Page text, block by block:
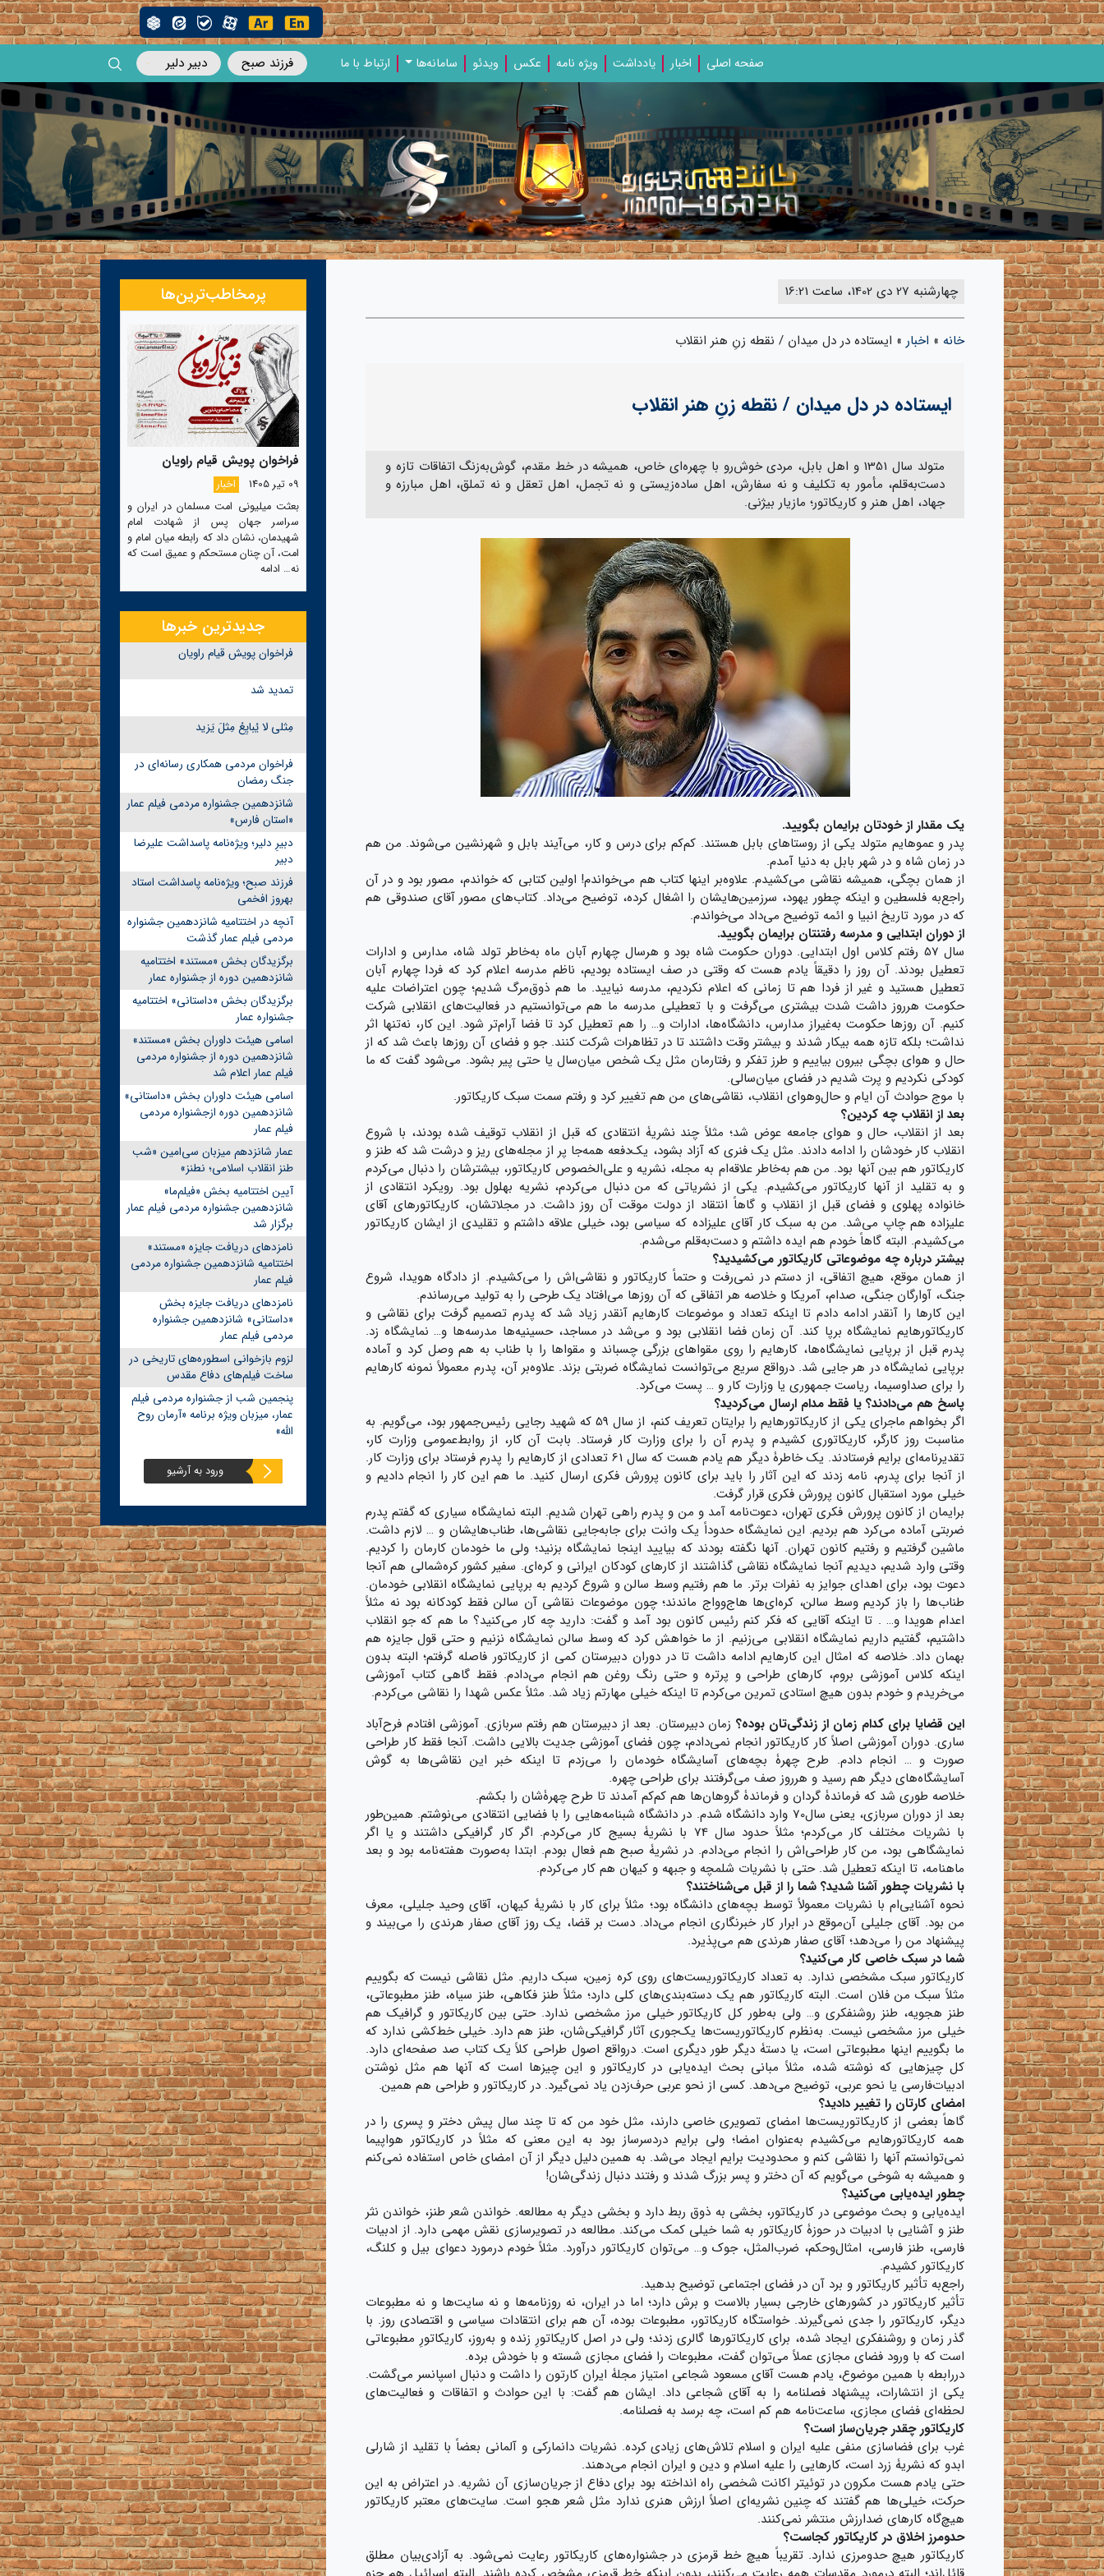
فرزند صبح دبیر دلیر صفحه اصلی اخبار یادداشت‌ ویژه‌ نامه‌ عکس ویدئو سامانه‌ها ارتباط با ما
چهارشنبه 27 دی 1402، ساعت 16:21
خانه » اخبار » ایستاده در دل میدان / نقطه زنِ هنر انقلاب
ایستاده در دل میدان / نقطه زنِ هنر انقلاب
متولد سال 1351 و اهل بابل، مردی خوش‌رو با چهره‌ای خاص، همیشه در خط مقدم، گوش‌به‌زنگ اتفاقات تازه و
دست‌به‌قلم، مأمور به تکلیف و نه سفارش، اهل ساده‌زیستی و نه تجمل، اهل تعقل و نه تملق، اهل مبارزه و
جهاد، اهل هنر و کاریکاتور؛ مازیار بیژنی.
یک مقدار از خودتان برایمان بگویید.
پدر و عمو‌هایم متولد یکی از روستاهای بابل هستند. کم‌کم برای درس و کار، می‌آیند بابل و شهرنشین می‌شوند. من هم
در زمان شاه و در شهر بابل به دنیا آمدم.
از همان بچگی، همیشه نقاشی می‌کشیدم. علاوه‌بر اینها کتاب هم می‌خواندم! اولین کتابی که خواندم، مصور بود و در آن
راجع‌به فلسطین و اینکه چطور یهود، سرزمین‌هایشان را اشغال کرده، توضیح می‌داد. کتاب‌های مصور آقای صندوقی هم
که در مورد تاریخ انبیا و ائمه توضیح می‌داد می‌خواندم.
از دوران ابتدایی و مدرسه رفتنتان برایمان بگویید.
سال 57 رفتم کلاس اول ابتدایی. دوران حکومت شاه بود و هرسال چهارم آبان ماه به‌خاطر تولد شاه، مدارس و ادارات
تعطیل بودند. آن روز را دقیقاً یادم هست که وقتی در صف ایستاده بودیم، ناظم مدرسه اعلام کرد که فردا چهارم آبان
تعطیل هستید و غیر از فردا هم تا زمانی که اعلام نکردیم، مدرسه نیایید. ما هم ذوق‌مرگ شدیم؛ چون اعتراضات علیه
حکومت هرروز داشت شدت بیشتری می‌گرفت و با تعطیلی مدرسه ما هم می‌توانستیم در فعالیت‌های انقلابی شرکت
کنیم. آن روزها حکومت به‌غیراز مدارس، دانشگاه‌ها، ادارات و… را هم تعطیل کرد تا فضا آرام‌تر شود. این کار، نه‌تنها اثر
نداشت؛ بلکه تازه همه بیکار شدند و بیشتر وقت داشتند تا در تظاهرات شرکت کنند. جو و فضای آن روزها باعث شد که از
حال و هوای بچگی بیرون بیاییم و طرز تفکر و رفتارمان مثل یک شخص میان‌سال یا حتی پیر بشود. می‌شود گفت که ما
کودکی نکردیم و پرت شدیم در فضای میان‌سالی.
با موج حوادث آن ایام و حال‌وهوای انقلاب، نقاشی‌های من هم تغییر کرد و رفتم سمت سبک کاریکاتور.
بعد از انقلاب چه کردین؟
بعد از انقلاب، حال و هوای جامعه عوض شد؛ مثلاً چند نشریۀ انتقادی که قبل از انقلاب توقیف شده بودند، با شروع
انقلاب کار خودشان را ادامه دادند. مثل یک فنری که آزاد بشود، یک‌دفعه همه‌جا پر از مجله‌ها‌ی ریز و درشت شد که طنز و
کاریکاتور هم بین آنها بود. من هم به‌خاطر علاقه‌ام به مجله، نشریه و علی‌الخصوص کاریکاتور، بیشترشان را دنبال می‌کردم
و به تقلید از آنها کاریکاتور می‌کشیدم. یکی از نشریاتی که من دنبال می‌کردم، نشریه بهلول بود. رویکرد انتقادی از
خانواده پهلوی و فضای قبل از انقلاب و گاهاً انتقاد از دولت موقت آن روز داشت. در مجلاتشان، کاریکاتور‌های آقای
علیزاده هم چاپ می‌شد. من به سبک کار آقای علیزاده که سیاسی بود، خیلی علاقه داشتم و تقلیدی از ایشان کاریکاتور
می‌کشیدم. البته گاهاً خودم هم ایده داشتم و دست‌به‌قلم می‌شدم.
بیشتر درباره چه موضوعاتی کاریکاتور می‌کشیدید؟
از همان موقع، هیچ اتفاقی، از دستم در نمی‌رفت و حتماً کاریکاتور و نقاشی‌اش را می‌کشیدم. از دادگاه هویدا، شروع
جنگ، آوارگان جنگی، صدام، آمریکا و خلاصه هر اتفاقی که آن روزها می‌افتاد یک طرحی را به تولید می‌رساندم.
این کارها را آنقدر ادامه دادم تا اینکه تعداد و موضوعات کارهایم آنقدر زیاد شد که پدرم تصمیم گرفت برای نقاشی و
کاریکاتور‌هایم نمایشگاه برپا کند. آن زمان فضا انقلابی بود و می‌شد در مساجد، حسینیه‌ها مدرسه‌ها و… نمایشگاه زد.
پدرم قبل از برپایی نمایشگاه‌ها، کارهایم را روی مقواهای بزرگی چسباند و مقواها را با طناب به هم وصل کرد و آماده
برپایی نمایشگاه در هر جایی شد. درواقع سریع می‌توانست نمایشگاه ضربتی بزند. علاوه‌بر آن، پدرم معمولاً نمونه کارهایم
را برای صداوسیما، ریاست جمهوری یا وزارت کار و … پست می‌کرد.
پاسخ هم می‌دادند؟ یا فقط مدام ارسال می‌کردید؟
اگر بخواهم ماجرای یکی از کاریکاتورهایم را برایتان تعریف کنم، از سال 59 که شهید رجایی رئیس‌جمهور بود، می‌گویم. به
مناسبت روز کارگر، کاریکاتوری کشیدم و پدرم آن را برای وزارت کار فرستاد. بابت آن کار، از روابط‌عمومی وزارت کار،
تقدیرنامه‌ای برایم فرستادند. یک خاطرۀ دیگر هم یادم هست که سال 61 تعدادی از کارهایم را پدرم فرستاد برای وزارت کار.
از آنجا برای پدرم، نامه زدند که این آثار را باید برای کانون پرورش فکری ارسال کنید. ما هم این کار را انجام دادیم و
خیلی مورد استقبال کانون پرورش فکری قرار گرفت.
برایمان از کانون پرورش فکری تهران، دعوت‌نامه آمد و من و پدرم راهی تهران شدیم. البته نمایشگاه سیاری که گفتم پدرم
ضربتی آماده می‌کرد هم بردیم. این نمایشگاه حدوداً یک وانت برای جابه‌جایی نقاشی‌ها، طناب‌هایشان و … لازم داشت.
ماشین گرفتیم و رفتیم کانون تهران. آنها نگفته بودند که بیایید اینجا نمایشگاه بزنید؛ ولی ما خودمان کارمان را کردیم.
وقتی وارد شدیم، دیدیم آنجا نمایشگاه نقاشی گذاشتند از کارهای کودکان ایرانی و کره‌ای. سفیر کشور کره‌شمالی هم آنجا
دعوت بود، برای اهدای جوایز به نفرات برتر. ما هم رفتیم وسط سالن و شروع کردیم به برپایی نمایشگاه انقلابی خودمان.
طناب‌ها را باز کردیم وسط سالن، کره‌ای‌ها هاج‌وواج ماندند؛ چون موضوعات نقاشی آن سالن فقط کودکانه بود نه مثلاً
اعدام هویدا و… . تا اینکه آقایی که فکر کنم رئیس کانون بود آمد و گفت: دارید چه کار می‌کنید؟ ما هم که جو انقلاب
داشتیم، گفتیم داریم نمایشگاه انقلابی می‌زنیم. از ما خواهش کرد که وسط سالن نمایشگاه نزنیم و حتی قول جایزه هم
بهمان داد. خلاصه که امثال این کارهایم ادامه داشت تا در دوران دبیرستان کمی از کاریکاتور فاصله گرفتم؛ البته بدون
اینکه کلاس آموزشی بروم، کارهای طراحی و پرتره و حتی رنگ روغن هم انجام می‌دادم. فقط گاهی کتاب آموزشی
می‌خریدم و خودم بدون هیچ استادی تمرین می‌کردم تا اینکه خیلی مهارتم زیاد شد. مثلاً عکس شهدا را نقاشی می‌کردم.
این قضایا برای کدام زمان از زندگی‌تان بوده؟ زمان دبیرستان. بعد از دبیرستان هم رفتم سربازی. آموزشی افتادم فرح‌آباد
ساری. دوران آموزشی اصلاً کار کاریکاتور انجام نمی‌دادم، چون فضای آموزشی جدیت بالایی داشت. آنجا فقط کار طراحی
صورت و … انجام دادم. طرح چهرۀ بچه‌های آسایشگاه خودمان را می‌زدم تا اینکه خبر این نقاشی‌ها به گوش
آسایشگاه‌های دیگر هم رسید و هرروز صف می‌گرفتند برای طراحی چهره.
خلاصه طوری شد که فرماندۀ گردان و فرماندۀ گروهان‌ها هم کم‌کم آمدند تا طرح چهرۀ‌شان را بکشم.
بعد از دوران سربازی، یعنی سال70 وارد دانشگاه شدم. در دانشگاه شبنامه‌هایی را با فضایی انتقادی می‌نوشتم. همین‌طور
با نشریات مختلف کار می‌کردم؛ مثلاً حدود سال 74 با نشریۀ بسیج کار می‌کردم. اگر کار گرافیکی داشتند و یا اگر
نمایشگاهی بود، من کار طراحی‌اش را انجام می‌دادم. در نشریۀ صبح هم فعال بودم. ابتدا به‌صورت هفته‌نامه بود و بعد
ماهنامه، تا اینکه تعطیل شد. حتی با نشریات شلمچه و جبهه و کیهان هم کار می‌کردم.
با نشریات چطور آشنا شدید؟ شما را از قبل می‌شناختند؟
نحوه آشنایی‌ام با نشریات معمولاً توسط بچه‌های دانشگاه بود؛ مثلاً برای کار با نشریۀ کیهان، آقای وحید جلیلی، معرف
من بود. آقای جلیلی آن‌موقع در ابرار کار خبرنگاری انجام می‌داد. دست بر قضا، یک روز آقای صفار هرندی را می‌بیند و
پیشنهاد من را می‌دهد؛ آقای صفار هرندی هم می‌پذیرد.
شما در سبک خاصی کار می‌کنید؟
کاریکاتور سبک مشخصی ندارد. به تعداد کاریکاتوریست‌های روی کره زمین، سبک داریم. مثل نقاشی نیست که بگوییم
مثلاً سبک من فلان است. البته کاریکاتور هم یک دسته‌بندی‌های کلی دارد؛ مثلاً طنز فکاهی، طنز سیاه، طنز مطبوعاتی،
طنز هجویه، طنز روشنفکری و… ولی به‌طور کل کاریکاتور خیلی مرز مشخصی ندارد. حتی بین کاریکاتور و گرافیک هم
خیلی مرز مشخصی نیست. به‌نظرم کاریکاتوریست‌ها یک‌جوری آثار گرافیکی‌شان، طنز هم دارد. خیلی خط‌کشی ندارد که
ما بگوییم اینها مطبوعاتی است، یا دستۀ دیگر طور دیگری است. درواقع اصول طراحی کلاً یک کتاب صد صفحه‌ای دارد.
کل چیزهایی که نوشته شده، مثلاً مبانی بحث ایده‌یابی در کاریکاتور و این چیزها است که آنها هم مثل نوشتن
ادبیات‌فارسی یا نحو عربی، توضیح می‌دهد. کسی از نحو عربی حرف‌زدن یاد نمی‌گیرد. در کاریکاتور و طراحی هم همین.
امضای کارتان را تغییر دادید؟
گاهاً بعضی از کاریکاتوریست‌ها امضای تصویری خاصی دارند، مثل خود من که تا چند سال پیش دختر و پسری را در
همه کاریکاتورهایم می‌کشیدم به‌عنوان امضا؛ ولی برایم دردسرساز بود به این معنی که مثلاً در کاریکاتور هواپیما
نمی‌توانستم آنها را نقاشی کنم و محدودیت برایم ایجاد می‌شد. به همین دلیل دیگر از آن امضای خاص استفاده نمی‌کنم
و همیشه به شوخی می‌گویم که آن دختر و پسر بزرگ شدند و رفتند دنبال زندگی‌شان!
چطور ایده‌یابی می‌کنید؟
ایده‌یابی و بحث موضوعی در کاریکاتور، بخشی‌ به ذوق ربط دارد و بخشی دیگر به مطالعه. خواندن شعر طنز، خواندن نثر
طنز و آشنایی با ادبیات در حوزۀ کاریکاتور به شما خیلی کمک می‌کند. مطالعه در تصویرسازی نقش مهمی دارد. از ادبیات
فارسی، طنز فارسی، امثال‌وحکم، ضرب‌المثل، جوک و… می‌توان کاریکاتور درآورد. مثلاً خودم درمورد دعوای بیل و کلنگ،
کاریکاتور کشیدم.
راجع‌به تأثیر کاریکاتور و برد آن در فضای اجتماعی توضیح بدهید.
تأثیر کاریکاتور در کشورهای خارجی بسیار بالاست و برش دارد؛ اما در ایران، نه روزنامه‌ها و نه ‌سایت‌ها و نه مطبوعات
دیگر، کاریکاتور را جدی نمی‌گیرند. خواستگاه کاریکاتور، مطبوعات بوده، آن هم برای انتقادات سیاسی و اقتصادی روز. با
گذر زمان و روشنفکری ایجاد شده، برای کاریکاتورها گالری زدند؛ ولی در اصل کاریکاتورِ زنده و به‌روز، کاریکاتورِ مطبوعاتی
است که با ورود فضای مجازی عملاً می‌توان گفت، مطبوعات را فضای مجازی شسته و با خودش برده.
دررابطه با همین موضوع، یادم هست آقای مسعود شجاعی امتیاز مجلۀ ایران کارتون را داشت و دنبال اسپانسر می‌گشت.
یکی از انتشارات، پیشنهاد فصلنامه را به آقای شجاعی داد. ایشان هم گفت: با این حوادث و اتفاقات و فعالیت‌های
لحظه‌ای فضای مجازی، ساعت‌‌نامه هم کم است، چه برسد به فصلنامه.
کاریکاتور چقدر جریان‌ساز است؟
غرب برای فضاسازی منفی علیه ایران و اسلام تلاش‌های زیادی کرده. نشریات دانمارکی و آلمانی بعضاً با تقلید از شارلی
ابدو که نشریۀ زرد است، کارهایی را علیه اسلام و دین و ایران انجام می‌دهند.
حتی یادم هست مکرون در توئیتر اکانت شخصی راه انداخته بود برای دفاع از جریان‌سازی آن نشریه. در اعتراض به این
حرکت، خیلی‌ها هم گفتند که چنین نشریه‌ای اصلاً ارزش هنری ندارد مثل شعر هجو است. سایت‌های معتبر کاریکاتور
هیچ‌گاه کارهای ضدارزش منتشر نمی‌کنند.
حد‌ومرز اخلاق در کاریکاتور کجاست؟
کاریکاتور هیچ حدومرزی ندارد. تقریباً هیچ خط قرمزی در جشنواره‌های کاریکاتور رعایت نمی‌شود. به آزادی‌بیان مطلق
پرمخاطب‌ترین‌ها
فراخوان پویش قیام راویان
09 تیر 1405
اخبار
بعثت میلیونی امت مسلمان در ایران و
سراسر جهان پس از شهادت امام
شهیدمان، نشان داد که رابطه میان امام و
امت، آن چنان مستحکم و عمیق است که
نه… ادامه
جدیدترین خبرها
فراخوان پویش قیام راویان
تمدید شد
مِثلی لا یُبایِعُ مِثلَ یَزید
فراخوان مردمی همکاری رسانه‌ای در
جنگ رمضان
شانزدهمین جشنواره مردمی فیلم عمار
«استان فارس»
دبیرِ دلیر؛ ویژه‌نامه پاسداشت علیرضا
دبیر
فرزند صبح؛ ویژه‌نامه پاسداشت استاد
بهروز افخمی
آنچه در اختتامیه شانزدهمین جشنواره
مردمی فیلم عمار گذشت
برگزیدگان بخش «مستند» اختتامیه
شانزدهمین دوره از جشنواره عمار
برگزیدگان بخش «داستانی» اختتامیه
جشنواره عمار
اسامی هیئت داوران بخش «مستند»
شانزدهمین دوره از جشنواره مردمی
فیلم عمار اعلام شد
اسامی هیئت داوران بخش «داستانی»
شانزدهمین دوره ازجشنواره مردمی
فیلم عمار
عمار شانزدهم میزبان سی‌امین «شب
طنز انقلاب اسلامی؛ نطنز»
آیین اختتامیه بخش «فیلم‌ما»
شانزدهمین جشنواره مردمی فیلم عمار
برگزار شد
نامزدهای دریافت جایزه «مستند»
اختتامیه شانزدهمین جشنواره مردمی
فیلم عمار
نامزدهای دریافت جایزه بخش
«داستانی» شانزدهمین جشنواره
مردمی فیلم عمار
لزوم بازخوانی اسطوره‌های تاریخی در
ساخت فیلم‌های دفاع مقدس
پنجمین شب از جشنواره مردمی فیلم
عمار، میزبان ویژه برنامه «آرمان روح
الله»
ورود به آرشیو